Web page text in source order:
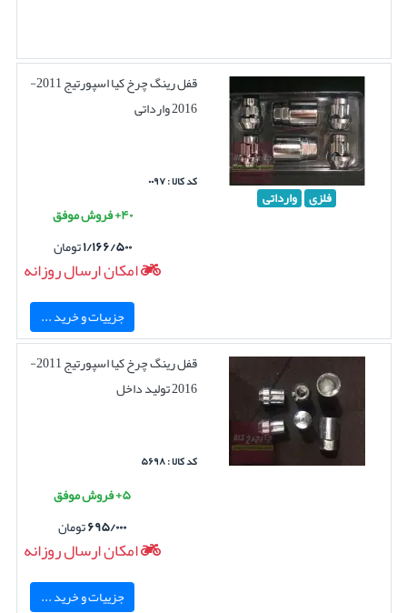
فلزی وارداتی
قفل رینگ چرخ کیا اسپورتیج 2011-
2016 وارداتی
کد کالا : ۰۰۹۷
۴۰+ فروش موفق
۱/۱۶۶/۵۰۰تومان
امکان ارسال روزانه
جزییات و خرید ...
قفل رینگ چرخ کیا اسپورتیج 2011-
2016 تولید داخل
کد کالا : ۵۶۹۸
۵+ فروش موفق
۶۹۵/۰۰۰تومان
امکان ارسال روزانه
جزییات و خرید ...